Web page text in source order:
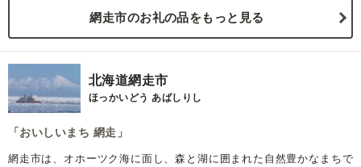
網走市のお礼の品をもっと見る
北海道網走市
ほっかいどう あばしりし
「おいしいまち 網走」
網走市は、オホーツク海に面し、森と湖に囲まれた自然豊かなまちで